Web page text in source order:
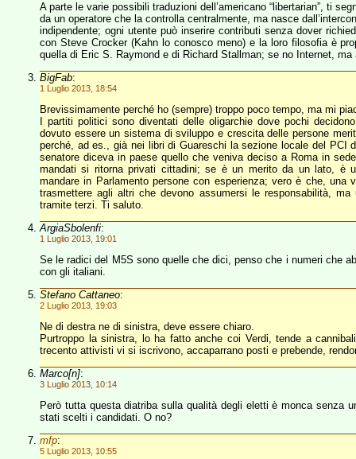
A parte le varie possibili traduzioni dell’americano “libertarian”, ti
da un operatore che la controlla centralmente, ma nasce
indipendente; ogni utente può inserire contributi senza dover
con Steve Crocker (Kahn lo conosco meno) e la loro filosofia è
quella di Eric S. Raymond e di Richard Stallman; se no Internet,
BigFab:
1 Luglio 2013, 18:54
Brevissimamente perché ho (sempre) troppo poco tempo, ma mi
I partiti politici sono diventati delle oligarchie dove pochi
dovuto essere un sistema di sviluppo e crescita delle persone
perché, ad es., già nei libri di Guareschi la sezione locale del PCI
senatore diceva in paese quello che veniva deciso a Roma in
mandati si ritorna privati cittadini; se è un merito da un lato, è
mandare in Parlamento persone con esperienza; vero è che,
trasmettere agli altri che devono assumersi le responsabilità,
tramite terzi. Ti saluto.
ArgiaSbolenfi:
1 Luglio 2013, 19:01
Se le radici del M5S sono quelle che dici, penso che i numeri che
con gli italiani.
Stefano Cattaneo:
2 Luglio 2013, 19:03
Ne di destra ne di sinistra, deve essere chiaro.
Purtroppo la sinistra, lo ha fatto anche coi Verdi, tende a
trecento attivisti vi si iscrivono, accaparrano posti e prebende,
Marco[n]:
3 Luglio 2013, 10:14
Però tutta questa diatriba sulla qualità degli eletti è monca senza
stati scelti i candidati. O no?
mfp:
5 Luglio 2013, 10:55